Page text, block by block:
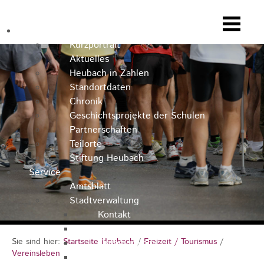
Kurzportrait
Aktuelles
Heubach in Zahlen
Standortdaten
Chronik
Geschichtsprojekte der Schulen
Partnerschaften
Teilorte
Stiftung Heubach
Service
Amtsblatt
Stadtverwaltung
Kontakt
Rathausteam
Organigramm
Sie sind hier: Startseite Heubach / Freizeit / Tourismus /
Vereinsleben